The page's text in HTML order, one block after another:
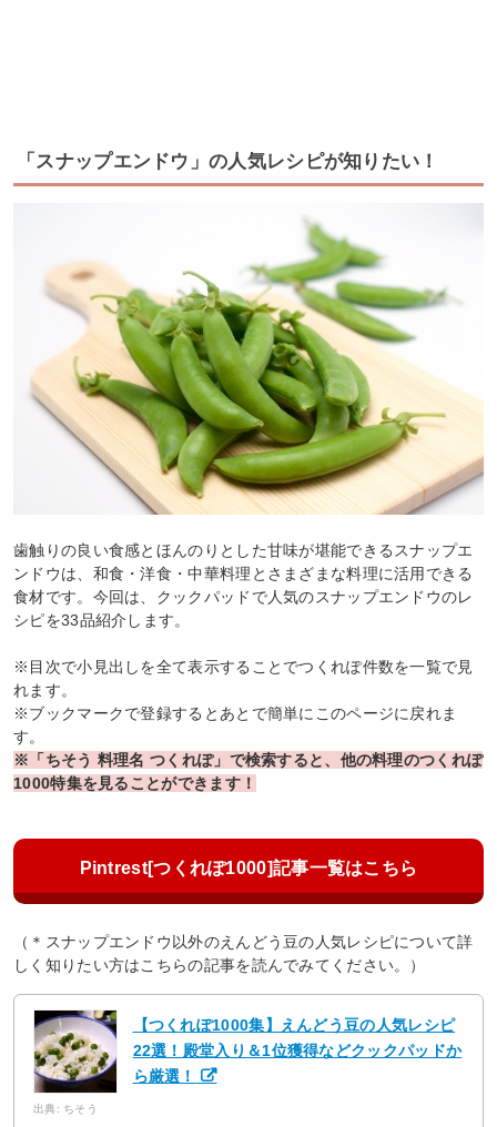
「スナップエンドウ」の人気レシピが知りたい！
歯触りの良い食感とほんのりとした甘味が堪能できるスナップエ
ンドウは、和食・洋食・中華料理とさまざまな料理に活用できる
食材です。今回は、クックパッドで人気のスナップエンドウのレ
シピを33品紹介します。
※目次で小見出しを全て表示することでつくれぽ件数を一覧で見
れます。
※ブックマークで登録するとあとで簡単にこのページに戻れま
す。
※「ちそう 料理名 つくれぽ」で検索すると、他の料理のつくれぽ
1000特集を見ることができます！
Pintrest[つくれぽ1000]記事一覧はこちら
（＊スナップエンドウ以外のえんどう豆の人気レシピについて詳
しく知りたい方はこちらの記事を読んでみてください。）
【つくれぽ1000集】えんどう豆の人気レシピ
22選！殿堂入り＆1位獲得などクックパッドか
ら厳選！
出典: ちそう